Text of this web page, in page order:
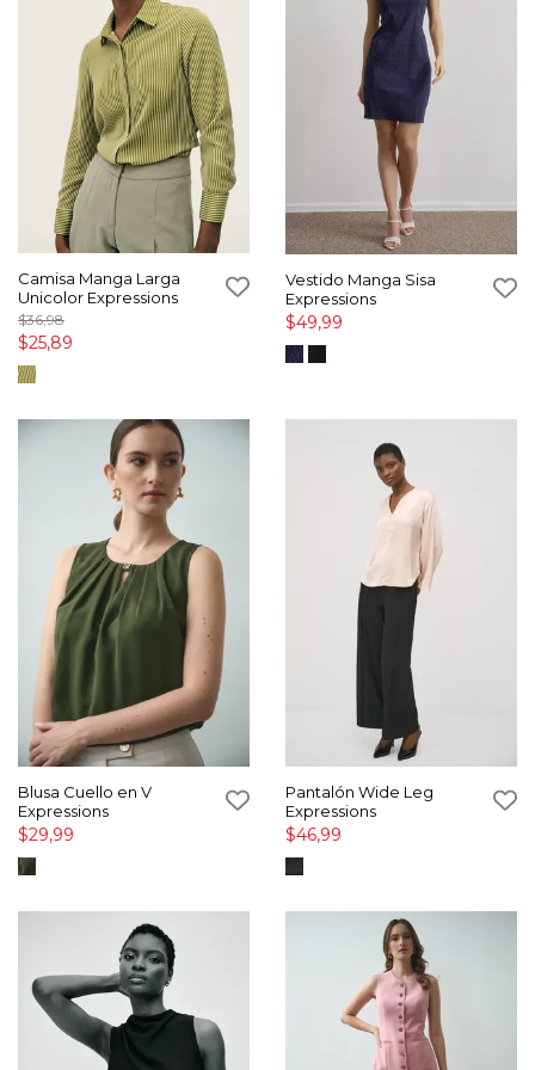
Camisa Manga Larga
Unicolor Expressions
$36,98
$25,89
Vestido Manga Sisa
Expressions
$49,99
Blusa Cuello en V
Expressions
$29,99
Pantalón Wide Leg
Expressions
$46,99